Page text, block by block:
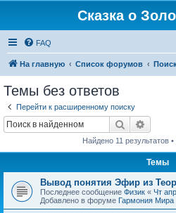
Сказка о
FAQ
На главную Список форумов
Темы без ответов
Перейти к расширенному поиску
Поиск
Найдено 11 результатов
Темы
Вывод понятия Эфир из
Последнее сообщение Физик « Чт
Добавлено в форуме Гармония Мира